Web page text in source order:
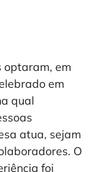
optaram, em
em
qual
atua, sejam
O
foi